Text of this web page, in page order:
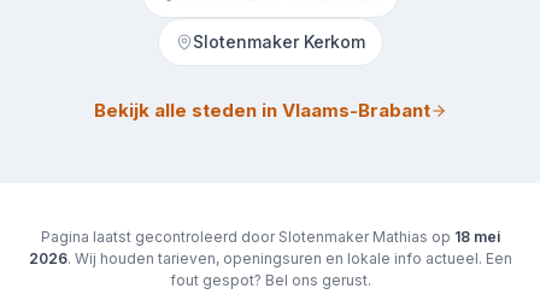
Slotenmaker Kerkom
Bekijk alle steden in Vlaams-Brabant
Pagina laatst gecontroleerd door Slotenmaker Mathias op 18 mei
2026. Wij houden tarieven, openingsuren en lokale info actueel. Een
fout gespot? Bel ons gerust.